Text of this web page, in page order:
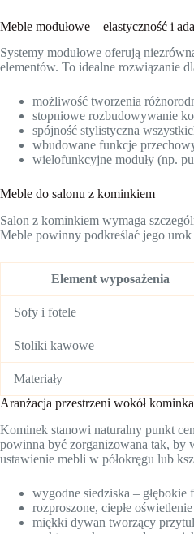
Meble modułowe – elastyczność i
Systemy modułowe oferują
elementów. To idealne rozwiązanie
możliwość tworzenia
stopniowe rozbudowywanie
spójność stylistyczna
wbudowane funkcje
wielofunkcyjne moduły (np.
Meble do salonu z kominkiem
Salon z kominkiem wymaga
Meble powinny podkreślać jego
Element wyposażenia
Sofy i fotele
Stoliki kawowe
Materiały
Aranżacja przestrzeni wokół kominka
Kominek stanowi naturalny punkt
powinna być zorganizowana tak, by
ustawienie mebli w półokręgu lub
wygodne siedziska –
rozproszone, ciepłe
miękki dywan tworzący